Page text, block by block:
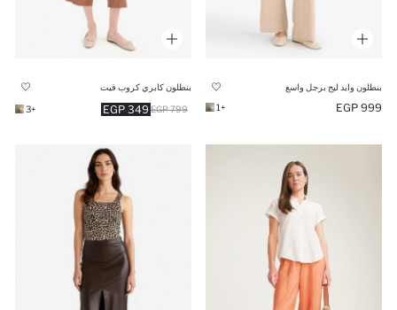
بنطلون وايد ليج برجل واسع
999 EGP
+1
بنطلون كابري كروب فيت
349 EGP 799 EGP
+3